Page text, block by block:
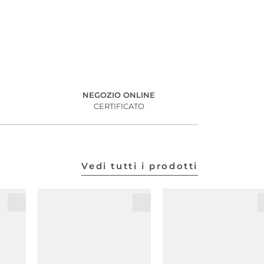
NEGOZIO ONLINE
CERTIFICATO
Vedi tutti i prodotti